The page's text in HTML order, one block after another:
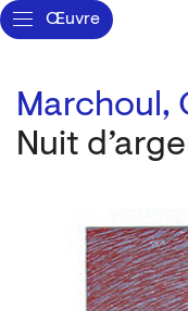
Œuvre
Marchoul,
Nuit